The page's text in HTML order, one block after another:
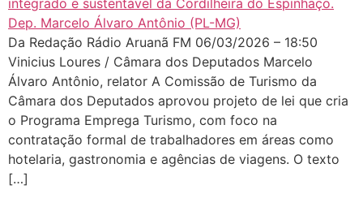
Da Redação Rádio Aruanã FM 06/03/2026 – 18:50
Vinicius Loures / Câmara dos Deputados Marcelo
Álvaro Antônio, relator A Comissão de Turismo da
Câmara dos Deputados aprovou projeto de lei que cria
o Programa Emprega Turismo, com foco na
contratação formal de trabalhadores em áreas como
hotelaria, gastronomia e agências de viagens. O texto
[…]